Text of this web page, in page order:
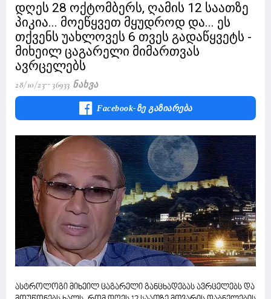
დღეს 28 ოქტომბერს, ღამის 12 საათზე
პიკია... მოეწყვეთ მყუდროდ და... ეს
თქვენს უახლოვეს 6 თვეს გადაწყვეტს -
მიხეილ ცაგარელი მიმართვას
ავრცელებს
28/10/23 36933 Ნახვა
Facebook-Ზე Გაზიარება
ასტროლოგი მიხეილ ცაგარელი განცხადებას ავრცელებს და